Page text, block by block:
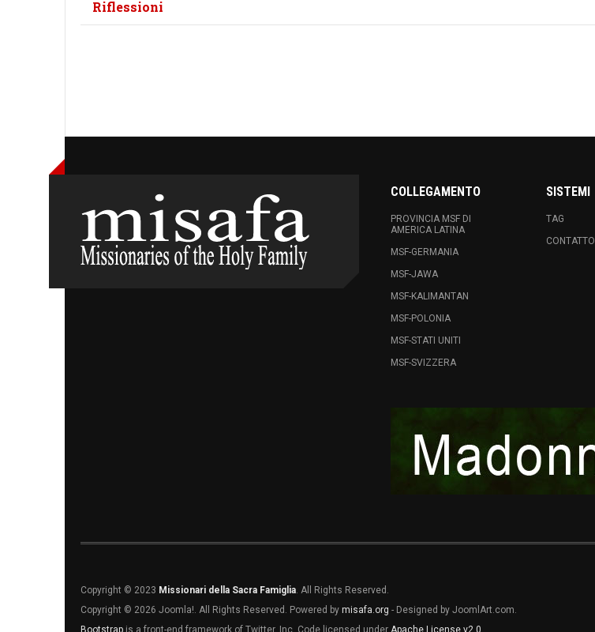
Riflessioni
COLLEGAMENTO
PROVINCIA MSF DI
AMERICA LATINA
MSF-GERMANIA
MSF-JAWA
MSF-KALIMANTAN
MSF-POLONIA
MSF-STATI UNITI
MSF-SVIZZERA
SISTEMI
TAG
CONTATTO
Copyright © 2023 Missionari della Sacra Famiglia. All Rights Reserved.
Copyright © 2026 Joomla!. All Rights Reserved. Powered by misafa.org - Designed by JoomlArt.com.
Bootstrap is a front-end framework of Twitter, Inc. Code licensed under Apache License v2.0